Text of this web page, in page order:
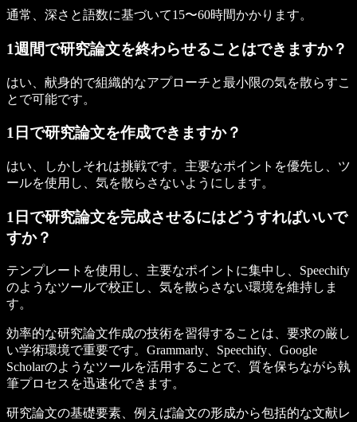
通常、深さと語数に基づいて15〜60時間かかります。
1週間で研究論文を終わらせることはできますか？
はい、献身的で組織的なアプローチと最小限の気を散らすこ
とで可能です。
1日で研究論文を作成できますか？
はい、しかしそれは挑戦です。主要なポイントを優先し、ツ
ールを使用し、気を散らさないようにします。
1日で研究論文を完成させるにはどうすればいいで
すか？
テンプレートを使用し、主要なポイントに集中し、Speechify
のようなツールで校正し、気を散らさない環境を維持しま
す。
効率的な研究論文作成の技術を習得することは、要求の厳し
い学術環境で重要です。Grammarly、Speechify、Google
Scholarのようなツールを活用することで、質を保ちながら執
筆プロセスを迅速化できます。
研究論文の基礎要素、例えば論文の形成から包括的な文献レ